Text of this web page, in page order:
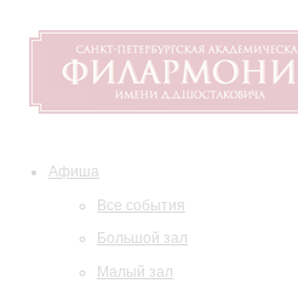
Афиша
Все события
Большой зал
Малый зал